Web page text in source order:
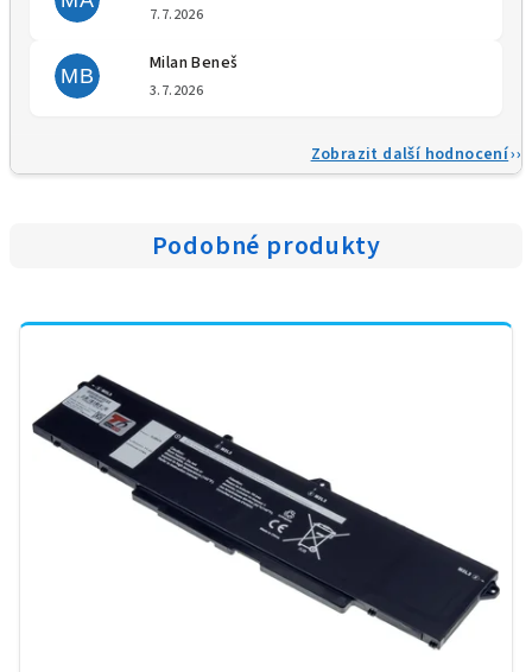
7.7.2026
MB
Milan Beneš
3.7.2026
Zobrazit další hodnocení
Podobné produkty